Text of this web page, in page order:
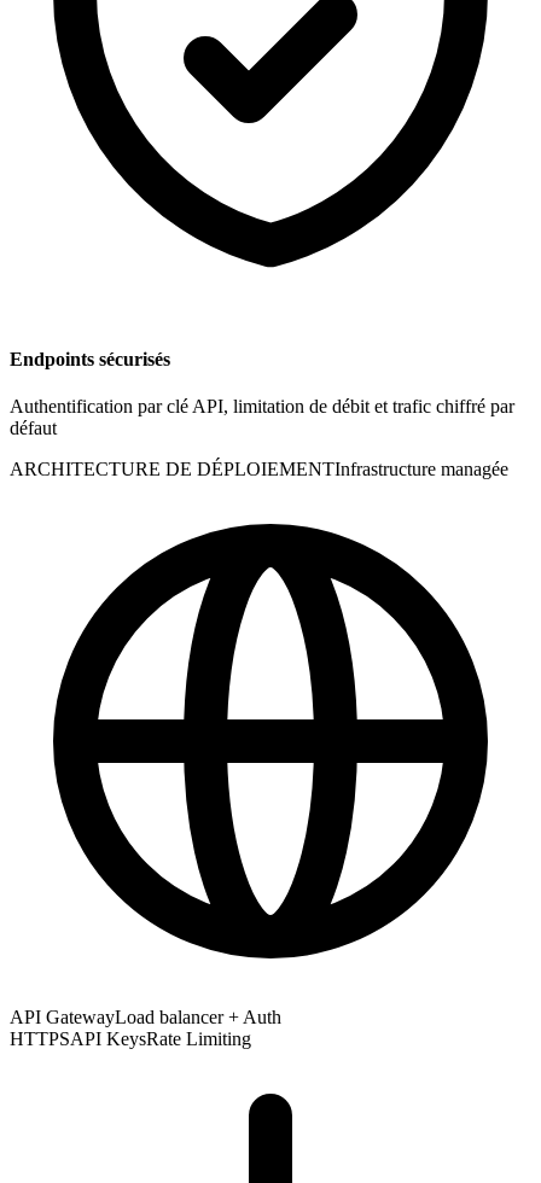
Endpoints sécurisés
Authentification par clé API, limitation de débit et trafic chiffré par
défaut
ARCHITECTURE DE DÉPLOIEMENTInfrastructure managée
API GatewayLoad balancer + Auth
HTTPSAPI KeysRate Limiting